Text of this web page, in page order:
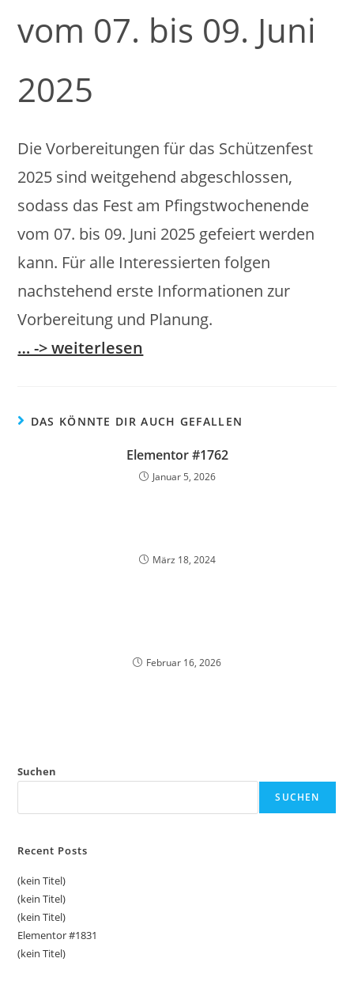
vom 07. bis 09. Juni
2025
Die Vorbereitungen für das Schützenfest
2025 sind weitgehend abgeschlossen,
sodass das Fest am Pfingstwochenende
vom 07. bis 09. Juni 2025 gefeiert werden
kann. Für alle Interessierten folgen
nachstehend erste Informationen zur
Vorbereitung und Planung.
… -> weiterlesen
DAS KÖNNTE DIR AUCH GEFALLEN
Elementor #1762
Januar 5, 2026
März 18, 2024
Februar 16, 2026
Suchen
SUCHEN
Recent Posts
(kein Titel)
(kein Titel)
(kein Titel)
Elementor #1831
(kein Titel)